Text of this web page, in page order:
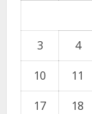
3
4
10
11
17
18